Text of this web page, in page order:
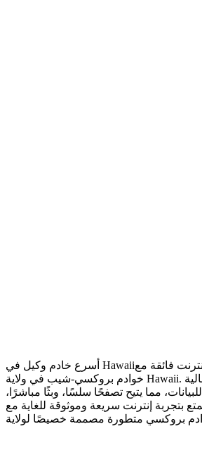
أسرع خادم وكيل في Hawaiiفائقة مع
خوادم بروكسي-شيب في ولاية Hawaii. تضمن خوادمنا عالية
مما يتيح تصفحًا سلسًا، وبثًا مباشرًا،
بتجربة إنترنت سريعة وموثوقة للغاية مع